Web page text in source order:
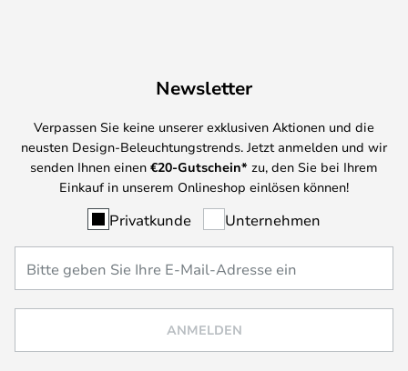
Newsletter
Verpassen Sie keine unserer exklusiven Aktionen und die
neusten Design-Beleuchtungstrends. Jetzt anmelden und wir
senden Ihnen einen €20-Gutschein* zu, den Sie bei Ihrem
Einkauf in unserem Onlineshop einlösen können!
Privatkunde Unternehmen
ANMELDEN